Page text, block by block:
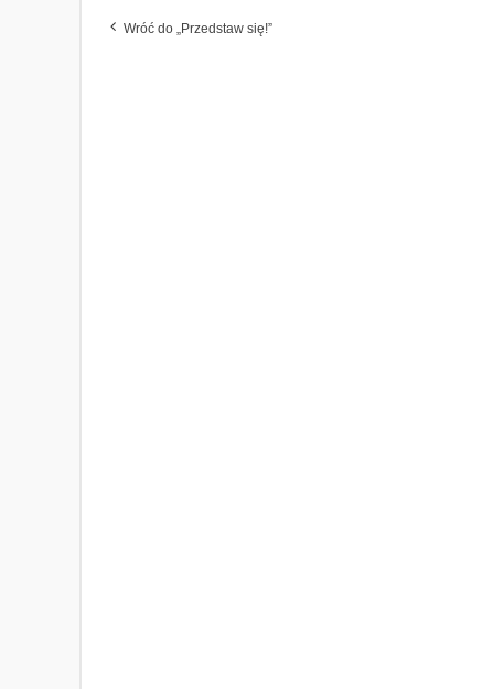
Wróć do „Przedstaw się!”